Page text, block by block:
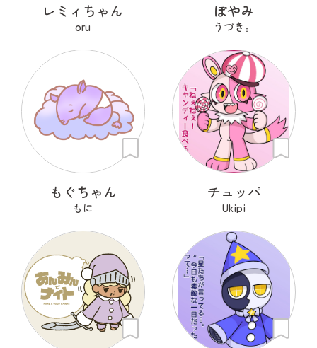
レミィちゃん
oru
ぽやみ
うづき。
もぐちゃん
もに
チュッパ
Ukipi